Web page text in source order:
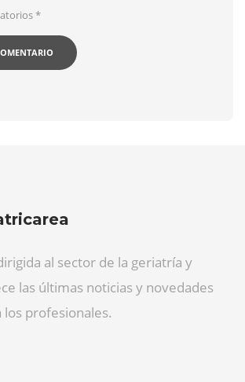
*
al sector de la geriatría y
las últimas noticias y novedades
profesionales.